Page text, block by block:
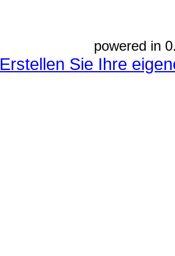
powered in
Erstellen Sie Ihre